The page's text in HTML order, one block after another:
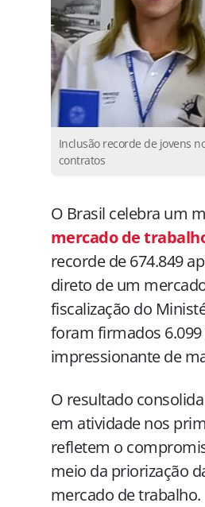
Inclusão recorde de jovens
contratos
O Brasil celebra um
mercado de
recorde de 674.849
direto de um
fiscalização do
foram firmados
impressionante de
O resultado
em atividade nos
refletem o
meio da priorização
mercado de trabalho.